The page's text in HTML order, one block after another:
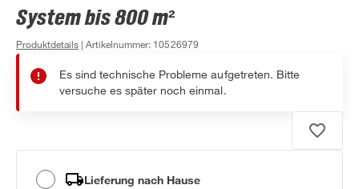
System bis 800 m²
Produktdetails | Artikelnummer: 10526979
Es sind technische Probleme aufgetreten. Bitte
versuche es später noch einmal.
Lieferung nach Hause